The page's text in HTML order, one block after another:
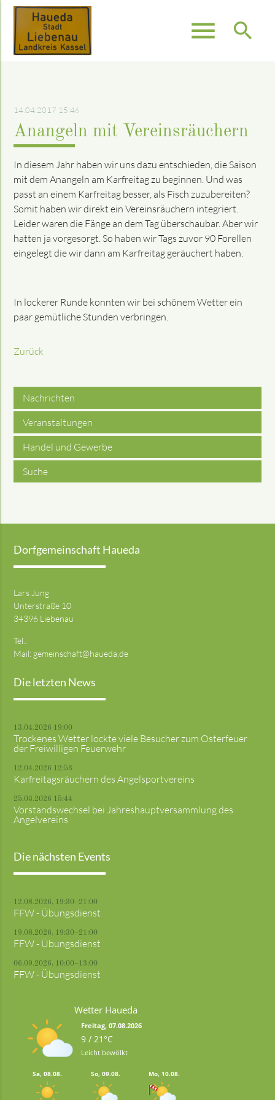
menu search
14.04.2017 15:46
Anangeln mit Vereinsräuchern
In diesem Jahr haben wir uns dazu entschieden, die Saison
mit dem Anangeln am Karfreitag zu beginnen. Und was
passt an einem Karfreitag besser, als Fisch zuzubereiten?
Somit haben wir direkt ein Vereinsräuchern integriert.
Leider waren die Fänge an dem Tag überschaubar. Aber wir
hatten ja vorgesorgt. So haben wir Tags zuvor 90 Forellen
eingelegt die wir dann am Karfreitag geräuchert haben.
In lockerer Runde konnten wir bei schönem Wetter ein
paar gemütliche Stunden verbringen.
Zurück
Nachrichten
Veranstaltungen
Handel und Gewerbe
Suche
Dorfgemeinschaft Haueda
Lars Jung
Unterstraße 10
34396 Liebenau
Tel.:
Mail: gemeinschaft@haueda.de
Die letzten News
13.04.2026 19:00
Trockenes Wetter lockte viele Besucher zum Osterfeuer
der Freiwilligen Feuerwehr
12.04.2026 12:53
Karfreitagsräuchern des Angelsportvereins
25.03.2026 15:44
Vorstandswechsel bei Jahreshauptversammlung des
Angelvereins
Die nächsten Events
12.08.2026, 19:30–21:00
FFW - Übungsdienst
19.08.2026, 19:30–21:00
FFW - Übungsdienst
06.09.2026, 10:00–13:00
FFW - Übungsdienst
Wetter Haueda
Freitag, 07.08.2026
9 / 21°C
Leicht bewölkt
Sa, 08.08. So, 09.08. Mo, 10.08.